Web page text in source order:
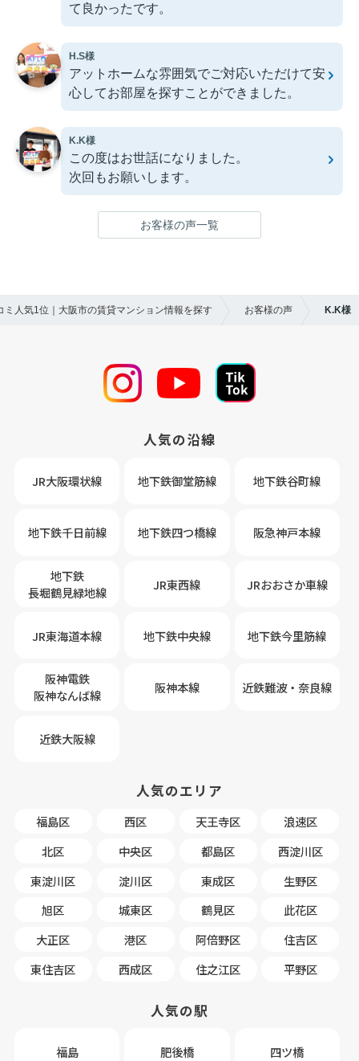
て良かったです。
H.S様
アットホームな雰囲気でご対応いただけて安
心してお部屋を探すことができました。
K.K様
この度はお世話になりました。
次回もお願いします。
お客様の声一覧
ミ人気1位｜大阪市の賃貸マンション情報を探す お客様の声 K.K様
人気の沿線
JR大阪環状線 地下鉄御堂筋線 地下鉄谷町線
地下鉄千日前線 地下鉄四つ橋線 阪急神戸本線
地下鉄
長堀鶴見緑地線
JR東西線 JRおおさか車線
JR東海道本線 地下鉄中央線 地下鉄今里筋線
阪神電鉄
阪神なんば線
阪神本線 近鉄難波・奈良線
近鉄大阪線
人気のエリア
福島区 西区 天王寺区
浪速区
北区
中央区 都島区
西淀川区
東淀川区
淀川区 東成区
生野区
旭区
城東区 鶴見区
此花区
大正区
港区 阿倍野区
住吉区
東住吉区
西成区 住之江区 平野区
人気の駅
福島 肥後橋 四ツ橋